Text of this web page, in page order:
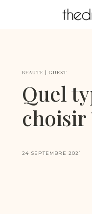
BEAUTE | GUEST
Quel
choisir
24 SEPTEMBRE 2021